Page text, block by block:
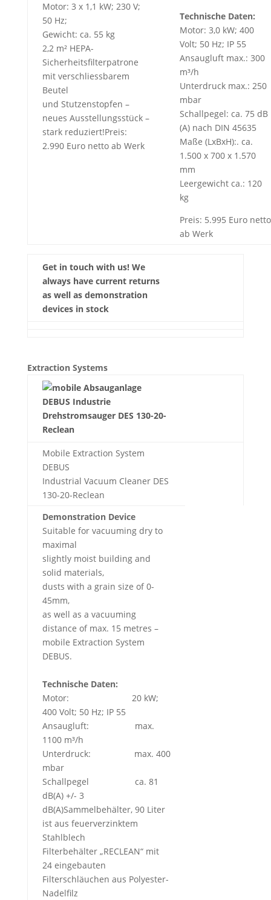
Motor: 3 x 1,1 kW; 230 V;
50 Hz;
Gewicht: ca. 55 kg
2,2 m² HEPA-
Sicherheitsfilterpatrone
mit verschliessbarem
Beutel
und Stutzenstopfen –
neues Ausstellungsstück –
stark reduziert!Preis:
2.990 Euro netto ab Werk
Technische Daten:
Motor: 3,0 kW; 400
Volt; 50 Hz; IP 55
Ansaugluft max.: 300
m³/h
Unterdruck max.: 250
mbar
Schallpegel: ca. 75 dB
(A) nach DIN 45635
Maße (LxBxH):. ca.
1.500 x 700 x 1.570
mm
Leergewicht ca.: 120
kg
Preis: 5.995 Euro netto
ab Werk
Get in touch with us! We
always have current returns
as well as demonstration
devices in stock
Extraction Systems
Mobile Extraction System
DEBUS
Industrial Vacuum Cleaner DES
130-20-Reclean
Demonstration Device
Suitable for vacuuming dry to
maximal
slightly moist building and
solid materials,
dusts with a grain size of 0-
45mm,
as well as a vacuuming
distance of max. 15 metres –
mobile Extraction System
DEBUS.
Technische Daten:
Motor: 20 kW;
400 Volt; 50 Hz; IP 55
Ansaugluft: max.
1100 m³/h
Unterdruck: max. 400
mbar
Schallpegel ca. 81
dB(A) +/- 3
dB(A)Sammelbehälter, 90 Liter
ist aus feuerverzinktem
Stahlblech
Filterbehälter „RECLEAN“ mit
24 eingebauten
Filterschläuchen aus Polyester-
Nadelfilz